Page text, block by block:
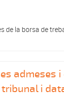
la borsa de
admeses
i